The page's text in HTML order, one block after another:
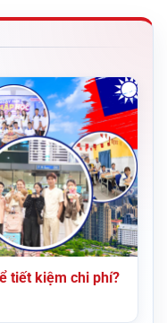
tiết kiệm chi phí?